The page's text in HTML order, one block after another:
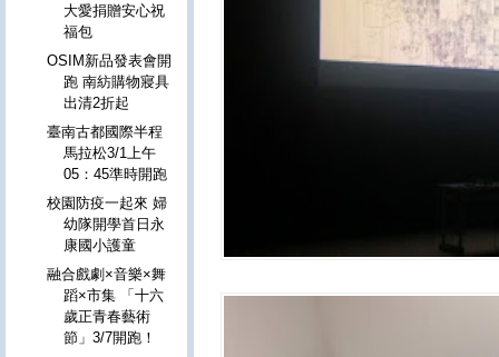
大愛捐贈安心祝
福包
OSIM新品發表會開
跑 南紡購物寢具
出清2折起
臺南古都國際半程
馬拉松3/1上午
05：45準時開跑
校園防疫一起來 婦
幼隊開學首日永
康國小護童
融合戲劇×音樂×舞
蹈×市集 「十六
歲正青春藝術
節」3/7開跑！